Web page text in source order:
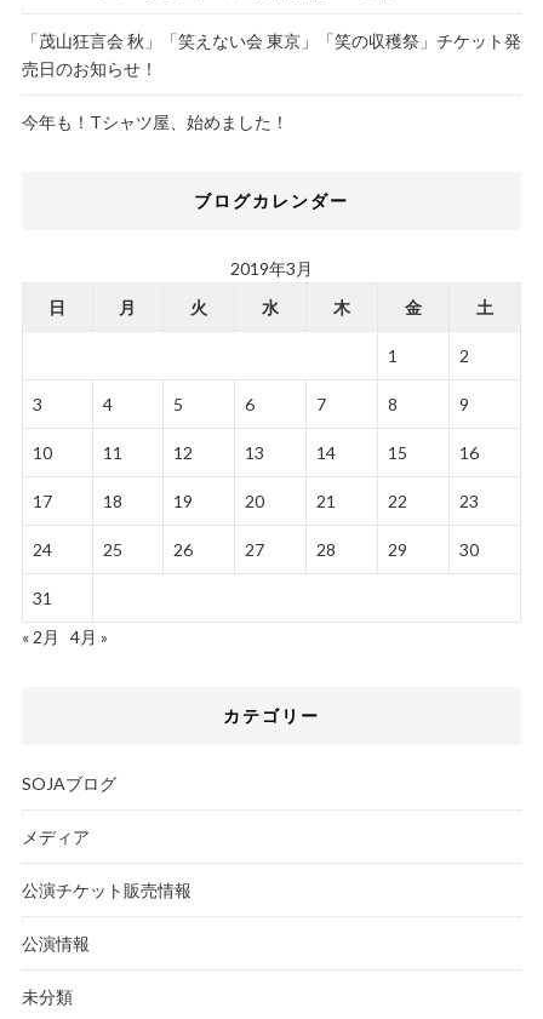
「茂山狂言会 秋」「笑えない会 東京」「笑の収穫祭」チケット発
売日のお知らせ！
今年も！Tシャツ屋、始めました！
ブログカレンダー
2019年3月
日
月 火 水 木 金 土
1 2
3 4 5 6 7 8 9
10 11 12 13 14 15 16
17 18 19 20 21 22 23
24 25 26 27 28 29 30
31
« 2月
4月 »
カテゴリー
SOJAブログ
メディア
公演チケット販売情報
公演情報
未分類